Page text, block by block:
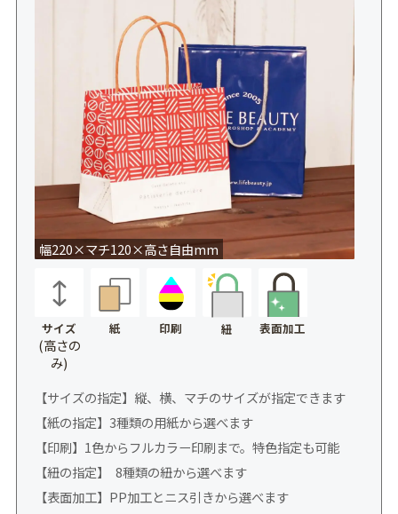
幅220×マチ120×高さ自由mm
サイズ
(高さの
み)
紙 印刷 紐 表面加工
【サイズの指定】縦、横、マチのサイズが指定できます
【紙の指定】3種類の用紙から選べます
【印刷】1色からフルカラー印刷まで。特色指定も可能
【紐の指定】 8種類の紐から選べます
【表面加工】PP加工とニス引きから選べます